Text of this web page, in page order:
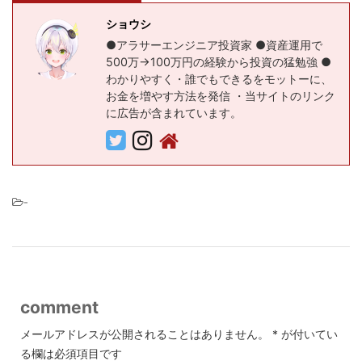
ショウシ
●アラサーエンジニア投資家 ●資産運用で
500万→100万円の経験から投資の猛勉強 ●
わかりやすく・誰でもできるをモットーに、
お金を増やす方法を発信 ・当サイトのリンク
に広告が含まれています。
-
comment
メールアドレスが公開されることはありません。 * が付いてい
る欄は必須項目です